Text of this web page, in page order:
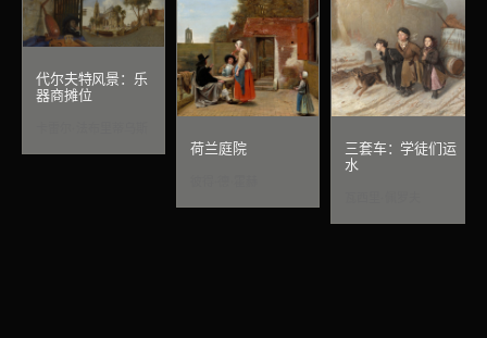
代尔夫特风景：乐
器商摊位
荷兰庭院
三套车：学徒们运
水